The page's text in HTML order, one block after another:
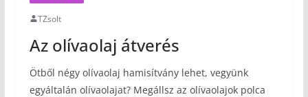
TZsolt
Az olívaolaj átverés
Ötből négy olívaolaj hamisítvány lehet, vegyünk
egyáltalán olívaolajat? Megállsz az olívaolajok polca